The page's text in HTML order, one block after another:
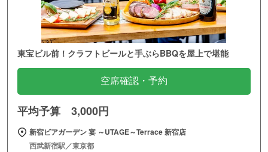
東宝ビル前！クラフトビールと手ぶらBBQを屋上で堪能
空席確認・予約
平均予算 3,000円
新宿ビアガーデン 宴 ～UTAGE～Terrace 新宿店
西武新宿駅／東京都